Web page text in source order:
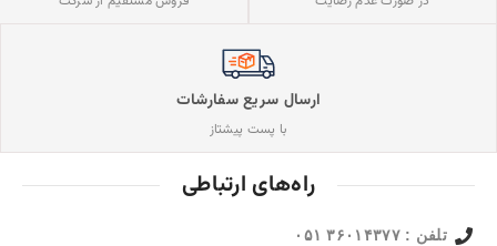
ارسال سریع سفارشات
با پست پیشتاز
راه‌های ارتباطی
تلفن : ۳۶۰۱۴۳۷۷ ۰۵۱